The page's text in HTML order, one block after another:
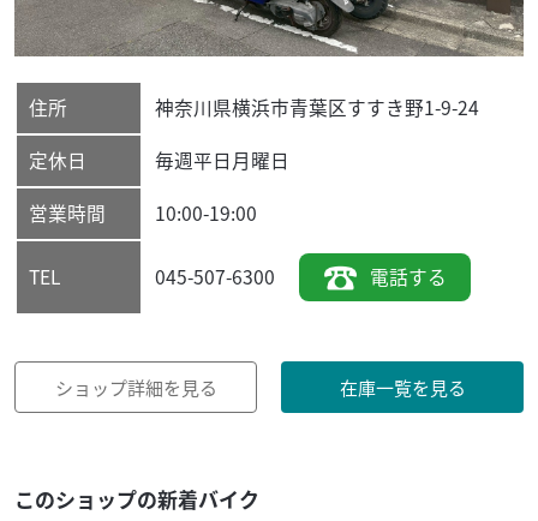
住所 神奈川県横浜市青葉区すすき野1-9-24
定休日
毎週平日月曜日
営業時間
10:00-19:00
TEL 045-507-6300 電話する
ショップ詳細を見る 在庫一覧を見る
このショップの新着バイク